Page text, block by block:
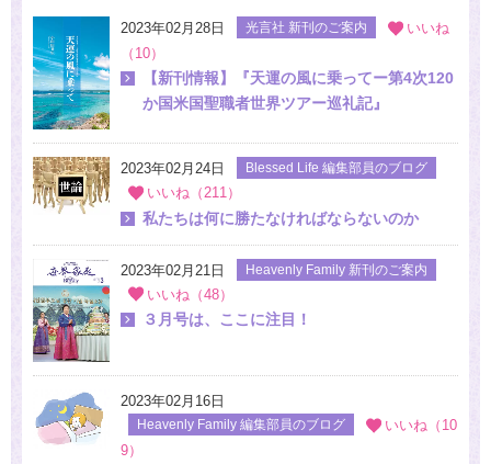
2023年02月28日 光言社 新刊のご案内
いいね
（10）
【新刊情報】『天運の風に乗ってー第4次120
か国米国聖職者世界ツアー巡礼記』
2023年02月24日 Blessed Life 編集部員のブログ
いいね（211）
私たちは何に勝たなければならないのか
2023年02月21日 Heavenly Family 新刊のご案内
いいね（48）
３月号は、ここに注目！
2023年02月16日
Heavenly Family 編集部員のブログ
いいね（10
9）